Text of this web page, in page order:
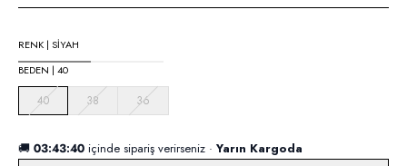
RENK | SİYAH
BEDEN | 40
40 38 36
🚚 03:43:39 içinde sipariş verirseniz · Yarın Kargoda